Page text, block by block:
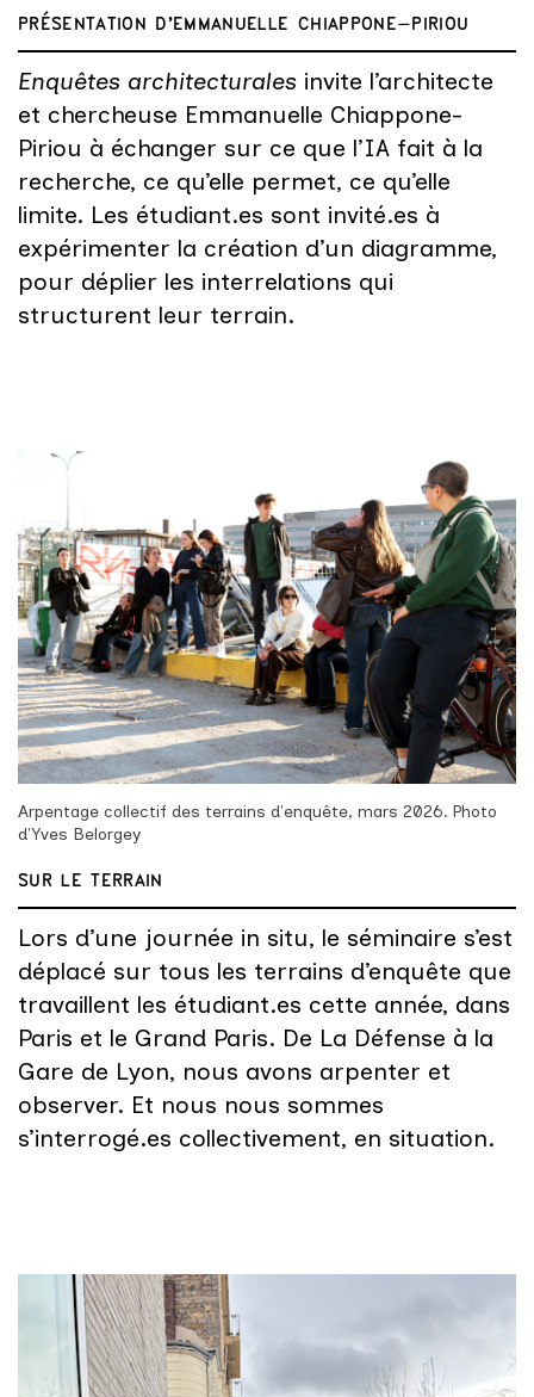
PRÉSENTATION D'EMMANUELLE CHIAPPONE-PIRIOU
Enquêtes architecturales invite l’architecte
et chercheuse Emmanuelle Chiappone-
Piriou à échanger sur ce que l’IA fait à la
recherche, ce qu’elle permet, ce qu’elle
limite. Les étudiant.es sont invité.es à
expérimenter la création d’un diagramme,
pour déplier les interrelations qui
structurent leur terrain.
Arpentage collectif des terrains d'enquête, mars 2026. Photo
d'Yves Belorgey
SUR LE TERRAIN
Lors d’une journée in situ, le séminaire s’est
déplacé sur tous les terrains d’enquête que
travaillent les étudiant.es cette année, dans
Paris et le Grand Paris. De La Défense à la
Gare de Lyon, nous avons arpenter et
observer. Et nous nous sommes
s’interrogé.es collectivement, en situation.